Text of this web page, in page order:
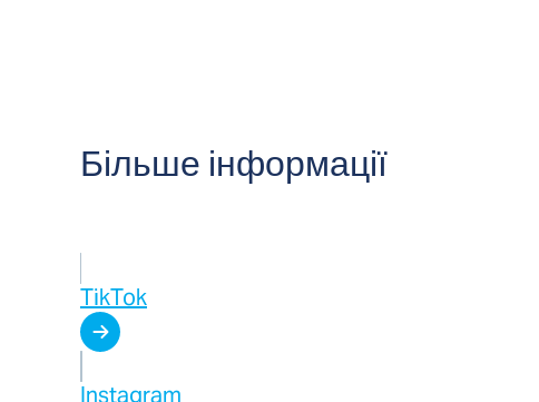
Більше інформації
TikTok
Instagram